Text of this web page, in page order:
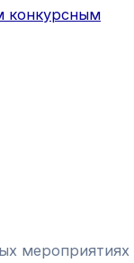
конкурсным
мероприятиях